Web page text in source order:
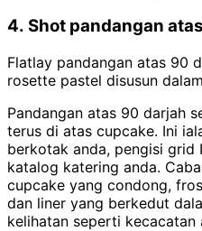
4. Shot pandangan
Flatlay pandangan atas 90
rosette pastel disusun
Pandangan atas 90 darjah
terus di atas cupcake. Ini
berkotak anda, pengisi grid
katalog katering anda.
cupcake yang condong,
dan liner yang berkedut
kelihatan seperti